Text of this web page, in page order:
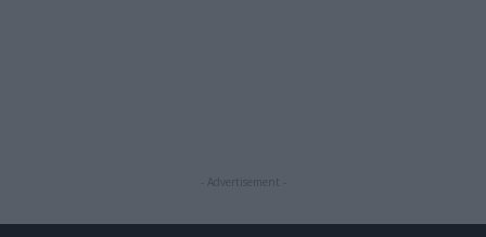
- Advertisement -